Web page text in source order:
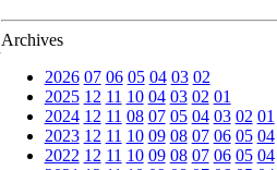
Archives
2026 07 06 05 04 03 02
2025 12 11 10 04 03 02 01
2024 12 11 08 07 05 04 03 02 01
2023 12 11 10 09 08 07 06 05 04
2022 12 11 10 09 08 07 06 05 04